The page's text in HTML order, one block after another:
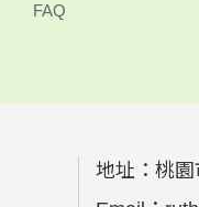
FAQ
地址： 桃園